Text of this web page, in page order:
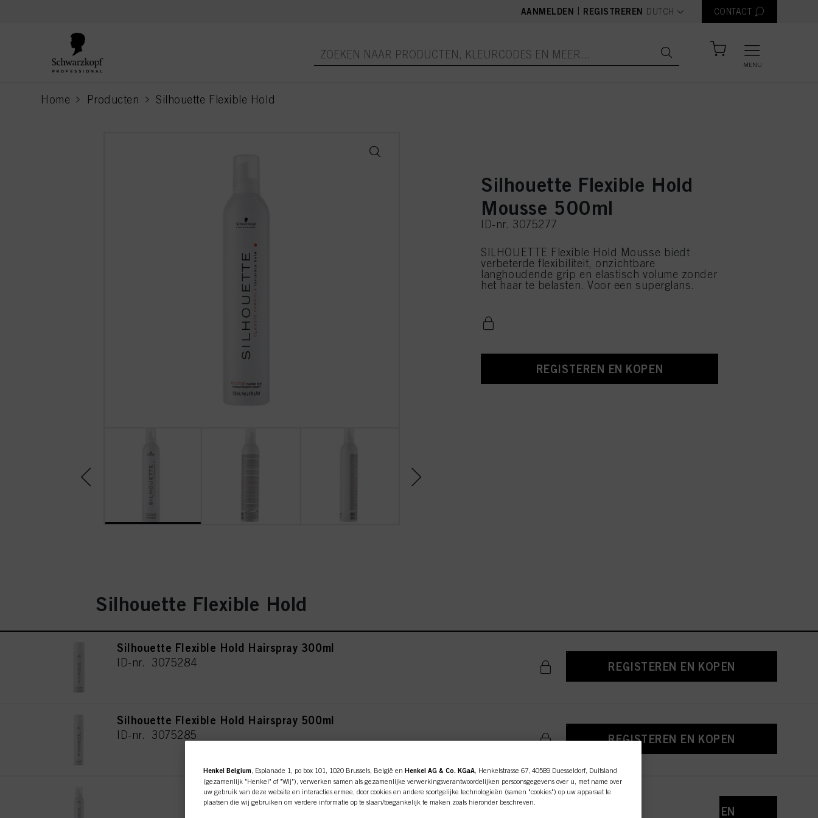
AANMELDEN REGISTREREN text.language
DUTCH CONTACT
MENU
Home Producten Silhouette Flexible Hold
current page
Silhouette Flexible Hold
Mousse 500ml
ID-nr. 3075277
SILHOUETTE Flexible Hold Mousse biedt
verbeterde flexibiliteit, onzichtbare
langhoudende grip en elastisch volume zonder
het haar te belasten. Voor een superglans.
REGISTEREN EN KOPEN
Silhouette Flexible Hold
Silhouette Flexible Hold Hairspray 300ml
ID-nr. 3075284 REGISTEREN EN KOPEN
Silhouette Flexible Hold Hairspray 500ml
ID-nr. 3075285 REGISTEREN EN KOPEN
Silhouette Flexible Hold Mousse 200ml
REGISTEREN EN KOPEN
Henkel Belgium , Esplanade 1, po box 101, 1020 Brussels, België en Henkel AG & Co. KGaA , Henkelstrasse 67, 40589 Duesseldorf, Duitsland
(gezamenlijk "Henkel" of "Wij"), verwerken samen als gezamenlijke verwerkingsverantwoordelijken persoonsgegevens over u, met name over
uw gebruik van deze website en interacties ermee, door cookies en andere soortgelijke technologieën (samen "cookies") op uw apparaat te
plaatsen die wij gebruiken om verdere informatie op te slaan/toegankelijk te maken zoals hieronder beschreven.